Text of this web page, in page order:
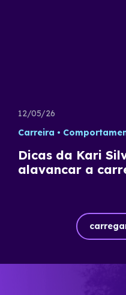
12/05/26
Carreira
Dicas da Kari
alavancar a